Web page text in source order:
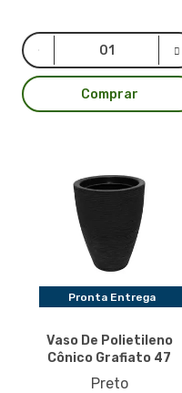
Comprar
Pronta Entrega
Vaso De Polietileno
Cônico Grafiato 47
Preto